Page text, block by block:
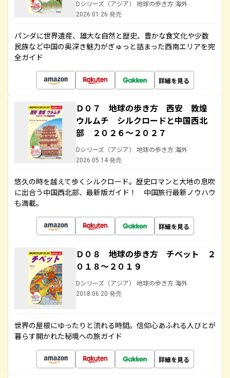
Dシリーズ（アジア） 地球の歩き方 海外
2026.01.26 発売
パンダに世界遺産、雄大な自然と歴史、豊かな食文化や少数
民族など中国の奥深き魅力がぎゅっと詰まった西南エリアを完
全ガイド
詳細を見る
Ｄ０７ 地球の歩き方 西安 敦煌
ウルムチ シルクロードと中国西北
部 ２０２６～２０２７
Dシリーズ（アジア） 地球の歩き方 海外
2026.05.14 発売
悠久の時を越えて歩くシルクロード。歴史ロマンと大地の息吹
に出合う中国西北部、最新版ガイド！ 中国旅行最新ノウハウ
も満載。
詳細を見る
Ｄ０８ 地球の歩き方 チベット ２
０１８～２０１９
Dシリーズ（アジア） 地球の歩き方 海外
2018.06.20 発売
世界の屋根にゆったりと流れる時間。信仰心あふれる人びとが
暮らす開かれた秘境への旅ガイド
詳細を見る